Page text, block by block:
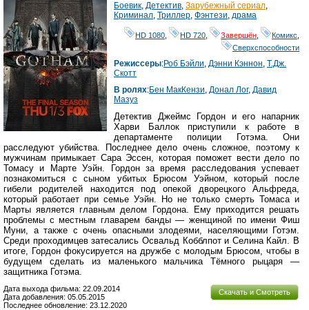
Боевик, Детектив, Зарубежный сериал,
Криминал, Триллер, Фэнтези, драма
HD 1080 HD 720 Завершён Комикс
Сверхспособности
Режиссеры:Роб Бэйли, Дэнни Кэннон, Т.Дж.
Скотт
В ролях:Бен МакКензи, Донал Лог, Давид
Мазуз
Детектив Джеймс Гордон и его напарник
Харви Баллок приступили к работе в
департаменте полиции Готэма. Они
расследуют убийства. Последнее дело очень сложное, поэтому к
мужчинам примыкает Сара Эссен, которая поможет вести дело по
Томасу и Марте Уэйн. Гордон за время расследования успевает
познакомиться с сыном убитых Брюсом Уэйном, который после
гибели родителей находится под опекой дворецкого Альфреда,
который работает при семье Уэйн. Но не только смерть Томаса и
Марты является главным делом Гордона. Ему приходится решать
проблемы с местным главарем банды — женщиной по имени Фиш
Муни, а также с очень опасными злодеями, населяющими Готэм.
Среди проходимцев затесались Освальд Кобблпот и Селина Кайл. В
итоге, Гордон фокусируется на дружбе с молодым Брюсом, чтобы в
будущем сделать из маленького мальчика Тёмного рыцаря —
защитника Готэма.
Скачать и Смотреть
Дата выхода фильма: 22.09.2014
Дата добавления: 05.05.2015
Последнее обновление: 23.12.2020